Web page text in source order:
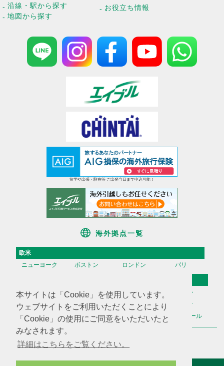
本サイトは「Cookie」を使用しています。
ウェブサイトをご利用いただくことにより
「Cookie」の使用にご同意をいただいたと
みなされます。
詳細はこちらをご覧ください。
沿線・駅から探す
地図から探す
お役立ち情報
留学や出張・駐在等 ご出発当日まで申込可能！
海外拠点一覧
欧米
ニューヨーク
ボストン ロンドン パリ
香港
台湾 高雄
ソウル
天津
上海 蘇州
深セン
広州
ハノイ マニラ シンガポール
海外不動産投資情報 海外CHINTAI